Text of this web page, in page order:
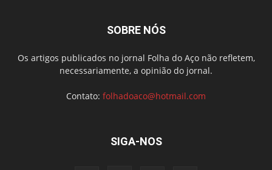
SOBRE NÓS
Os artigos publicados no jornal Folha do Aço não refletem,
necessariamente, a opinião do jornal.
Contato: folhadoaco@hotmail.com
SIGA-NOS